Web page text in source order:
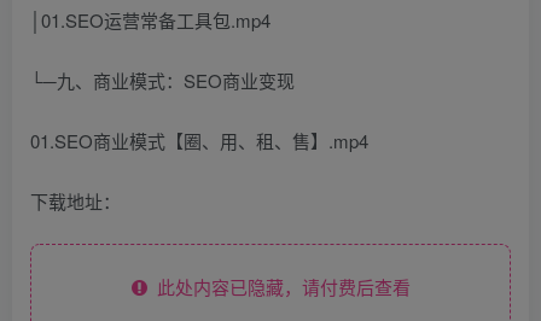
│01.SEO运营常备工具包.mp4
└─九、商业模式：SEO商业变现
01.SEO商业模式【圈、用、租、售】.mp4
下载地址：
此处内容已隐藏，请付费后查看